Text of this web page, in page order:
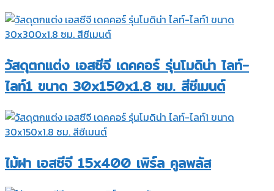
วัสดุตกแต่ง เอสซีจี เดคคอร์ รุ่นโมดิน่า ไลท์-
ไลท์1 ขนาด 30x150x1.8 ซม. สีซีเมนต์
ไม้ฝา เอสซีจี 15x400 เพิร์ล คูลพลัส